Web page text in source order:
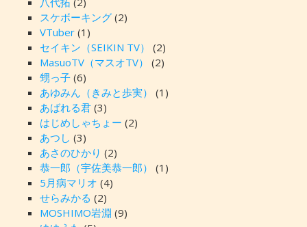
スケボーキング(2)
VTuber(1)
セイキン（SEIKIN TV）
(2)
MasuoTV（マスオTV）
(2)
甥っ子(6)
あゆみん（きみと歩実）
(1)
あばれる君(3)
はじめしゃちょー (2)
あつし (3)
あさのひかり (2)
恭一郎（宇佐美恭一郎）
(1)
5月病マリオ (4)
せらみかる (2)
MOSHIMO岩淵 (9)